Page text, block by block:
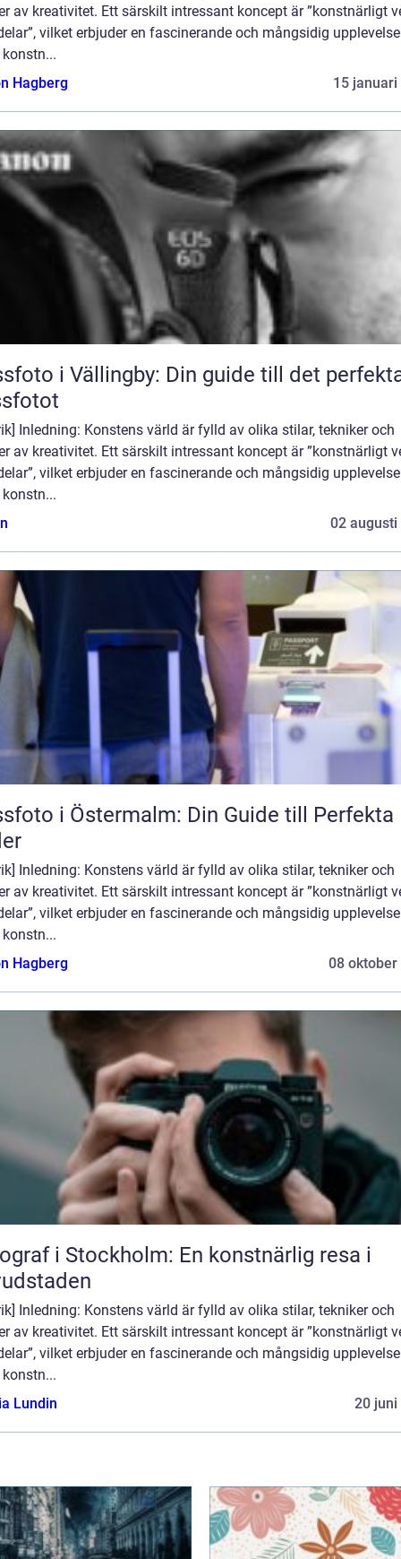
av kreativitet. Ett särskilt intressant koncept är ”konstnärligt
vilket erbjuder en fascinerande och mångsidig
Hagberg
15 januari
i Vällingby: Din guide till det
Inledning: Konstens värld är fylld av olika stilar, tekniker och
av kreativitet. Ett särskilt intressant koncept är ”konstnärligt
vilket erbjuder en fascinerande och mångsidig
02 augusti
i Östermalm: Din Guide till Perfekta
Inledning: Konstens värld är fylld av olika stilar, tekniker och
av kreativitet. Ett särskilt intressant koncept är ”konstnärligt
vilket erbjuder en fascinerande och mångsidig
Hagberg
08 oktober
i Stockholm: En konstnärlig resa i
Inledning: Konstens värld är fylld av olika stilar, tekniker och
av kreativitet. Ett särskilt intressant koncept är ”konstnärligt
vilket erbjuder en fascinerande och mångsidig
Lundin
20 juni